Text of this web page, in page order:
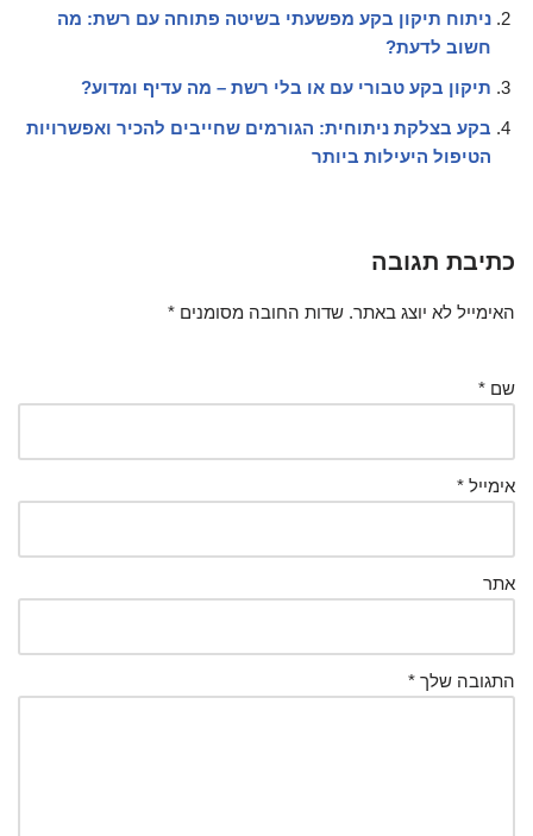
ניתוח תיקון בקע מפשעתי בשיטה פתוחה עם רשת: מה
חשוב לדעת?
תיקון בקע טבורי עם או בלי רשת – מה עדיף ומדוע?
בקע בצלקת ניתוחית: הגורמים שחייבים להכיר ואפשרויות
הטיפול היעילות ביותר
כתיבת תגובה
האימייל לא יוצג באתר. שדות החובה מסומנים *
שם *
אימייל *
אתר
התגובה שלך *